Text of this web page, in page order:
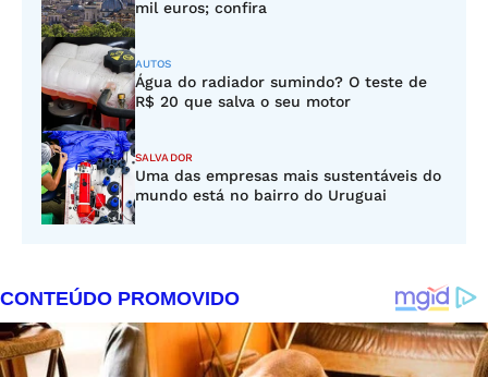
mil euros; confira
AUTOS
Água do radiador sumindo? O teste de
R$ 20 que salva o seu motor
SALVADOR
Uma das empresas mais sustentáveis do
mundo está no bairro do Uruguai